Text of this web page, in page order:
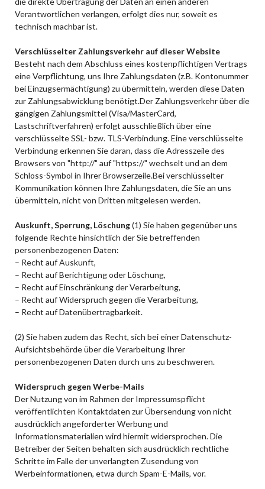
Verantwortlichen verlangen, erfolgt dies nur, soweit es
technisch machbar ist.
Verschlüsselter Zahlungsverkehr auf dieser Website
Besteht nach dem Abschluss eines kostenpflichtigen Vertrags
eine Verpflichtung, uns Ihre Zahlungsdaten (z.B. Kontonummer
bei Einzugsermächtigung) zu übermitteln, werden diese Daten
zur Zahlungsabwicklung benötigt.Der Zahlungsverkehr über die
gängigen Zahlungsmittel (Visa/MasterCard,
Lastschriftverfahren) erfolgt ausschließlich über eine
verschlüsselte SSL- bzw. TLS-Verbindung. Eine verschlüsselte
Verbindung erkennen Sie daran, dass die Adresszeile des
Browsers von "http://" auf "https://" wechselt und an dem
Schloss-Symbol in Ihrer Browserzeile.Bei verschlüsselter
Kommunikation können Ihre Zahlungsdaten, die Sie an uns
übermitteln, nicht von Dritten mitgelesen werden.
Auskunft, Sperrung, Löschung(1) Sie haben gegenüber uns
folgende Rechte hinsichtlich der Sie betreffenden
personenbezogenen Daten:
– Recht auf Auskunft,
– Recht auf Berichtigung oder Löschung,
– Recht auf Einschränkung der Verarbeitung,
– Recht auf Widerspruch gegen die Verarbeitung,
– Recht auf Datenübertragbarkeit.
(2) Sie haben zudem das Recht, sich bei einer Datenschutz-
Aufsichtsbehörde über die Verarbeitung Ihrer
personenbezogenen Daten durch uns zu beschweren.
Widerspruch gegen Werbe-Mails
Der Nutzung von im Rahmen der Impressumspflicht
veröffentlichten Kontaktdaten zur Übersendung von nicht
ausdrücklich angeforderter Werbung und
Informationsmaterialien wird hiermit widersprochen. Die
Betreiber der Seiten behalten sich ausdrücklich rechtliche
Schritte im Falle der unverlangten Zusendung von
Werbeinformationen, etwa durch Spam-E-Mails, vor.